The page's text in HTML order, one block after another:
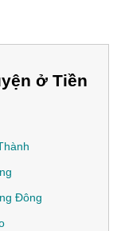
ở Tiền
Đông